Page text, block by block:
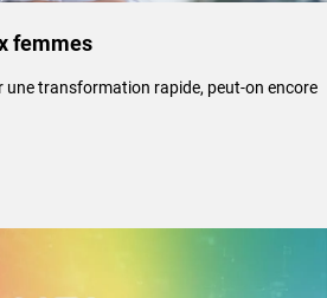
femmes
une transformation rapide, peut-on encore